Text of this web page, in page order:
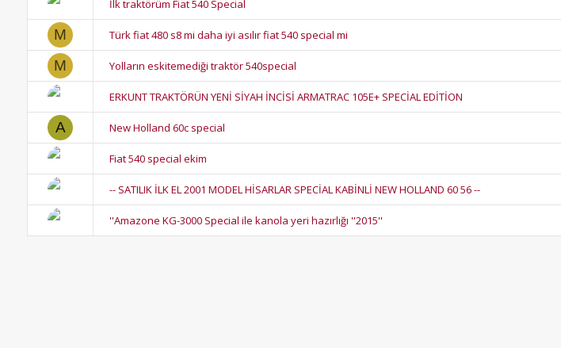
İlk traktörüm Fiat 540 Special
M Türk fiat 480 s8 mi daha iyi asılır fiat 540 special mi
M Yolların eskitemediği traktör 540special
ERKUNT TRAKTÖRÜN YENİ SİYAH İNCİSİ ARMATRAC 105E+ SPECİAL EDİTİON
A New Holland 60c special
Fiat 540 special ekim
-- SATILIK İLK EL 2001 MODEL HİSARLAR SPECİAL KABİNLİ NEW HOLLAND 60 56 --
''Amazone KG-3000 Special ile kanola yeri hazırlığı ''2015''